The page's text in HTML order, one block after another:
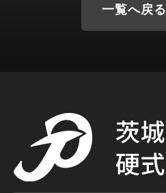
一覧へ戻る